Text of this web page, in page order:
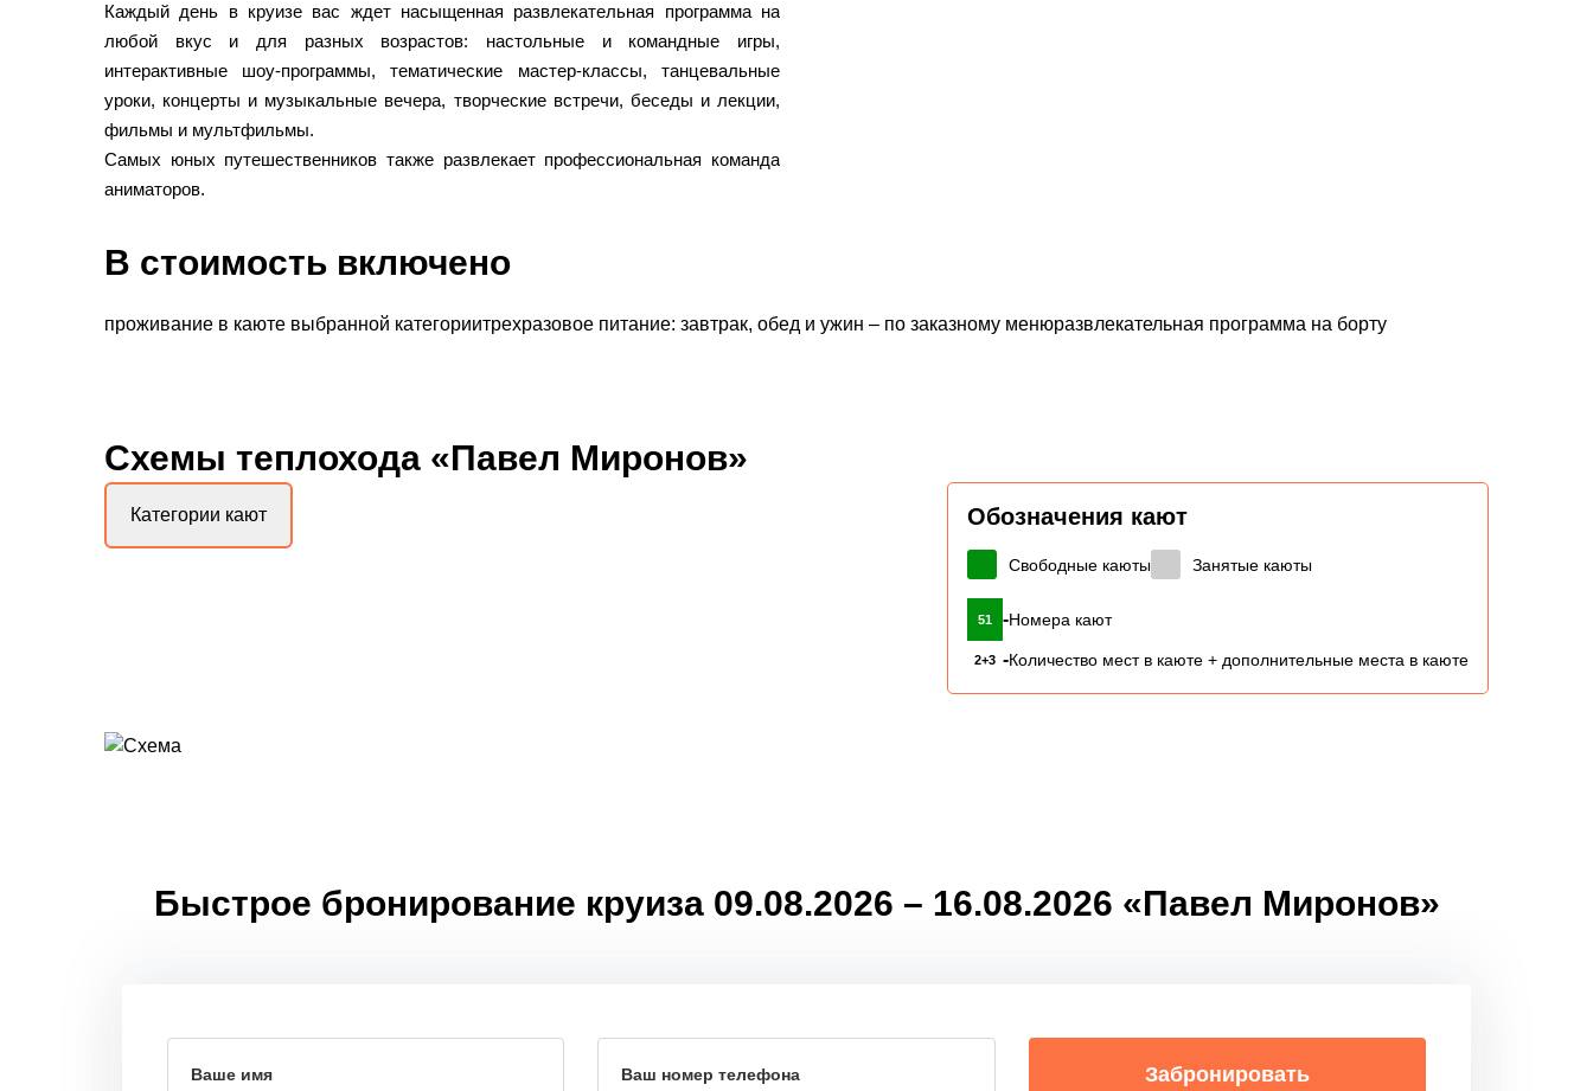
Каждый день в круизе вас ждет насыщенная развлекательная программа на
любой вкус и для разных возрастов: настольные и командные игры,
интерактивные шоу-программы, тематические мастер-классы, танцевальные
уроки, концерты и музыкальные вечера, творческие встречи, беседы и лекции,
фильмы и мультфильмы.
Самых юных путешественников также развлекает профессиональная команда
аниматоров.
В стоимость включено
проживание в каюте выбранной категориитрехразовое питание: завтрак, обед и ужин – по заказному менюразвлекательная программа на борту
Схемы теплохода «Павел Миронов»
Обозначения кают
Свободные каюты Занятые каюты
51 -Номера кают
2+3 -Количество мест в каюте + дополнительные места в каюте
Категории кают
Быстрое бронирование круиза 09.08.2026 – 16.08.2026 «Павел Миронов»
Ваше имя Ваш номер телефона Забронировать